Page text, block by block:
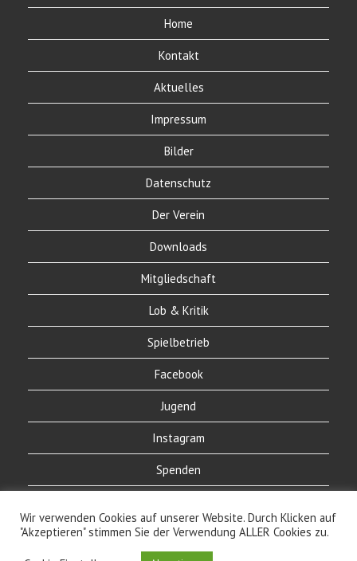
Home
Kontakt
Aktuelles
Impressum
Bilder
Datenschutz
Der Verein
Downloads
Mitgliedschaft
Lob & Kritik
Spielbetrieb
Facebook
Jugend
Instagram
Spenden
Wir verwenden Cookies auf unserer Website. Durch Klicken auf
"Akzeptieren" stimmen Sie der Verwendung ALLER Cookies zu.